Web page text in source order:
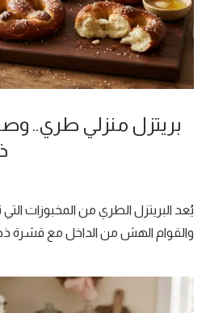
بريتزل منزلي طري..
يُعد البريتزل الطري من المخبوزات التي
والقوام الهش من الداخل مع قشرة